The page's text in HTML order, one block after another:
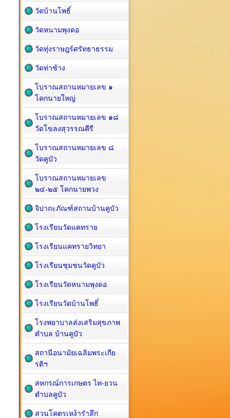
วัดบ้านโพธิ์
วัดหนามพุงดอ
วัดทุ่งราษฎร์ศรัทธาธรรม
วัดท่าช้าง
โบราณสถานหมายเลข ๑
โคกนายใหญ่
โบราณสถานหมายเลข ๑๘
วัดโขลงสุวรรณคีรี
โบราณสถานหมายเลข ๘
วัดคูบัว
โบราณสถานหมายเลข
๒๔-๒๕ โคกนายพวง
จิปาถะภัณฑ์สถานบ้านคูบัว
โรงเรียนวัดแคทราย
โรงเรียนแคทรายวิทยา
โรงเรียนชุมชนวัดคูบัว
โรงเรียนวัดหนามพุงดอ
โรงเรียนวัดบ้านโพธิ์
โรงพยาบาลส่งเสริมสุขภาพ
ตำบล บ้านคูบัว
สถานีอนามัยเฉลิมพระเกีย
รติฯ
สหกรณ์การเกษตร ไท-ยวน
ตำบลคูบัว
สวนโคตรเหง้ารำลึก